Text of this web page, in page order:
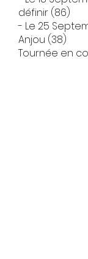
définir (86)
- Le 25
Anjou (38)
Tournée en